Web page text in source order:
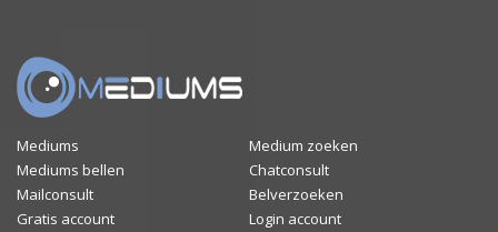
Mediums
Medium zoeken
Mediums bellen
Chatconsult
Mailconsult
Belverzoeken
Gratis account
Login account